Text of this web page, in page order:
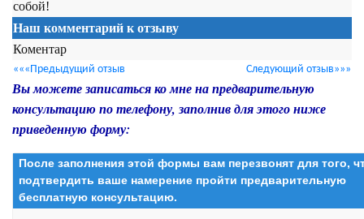
собой!
Наш комментарий к отзыву
Коментар
«««Предыдущий отзыв Следующий отзыв»»»
Вы можете записаться ко мне на предварительную
консультацию по телефону, заполнив для этого ниже
приведенную форму:
После заполнения этой формы вам перезвонят для того,
подтвердить ваше намерение пройти предварительную
бесплатную консультацию.